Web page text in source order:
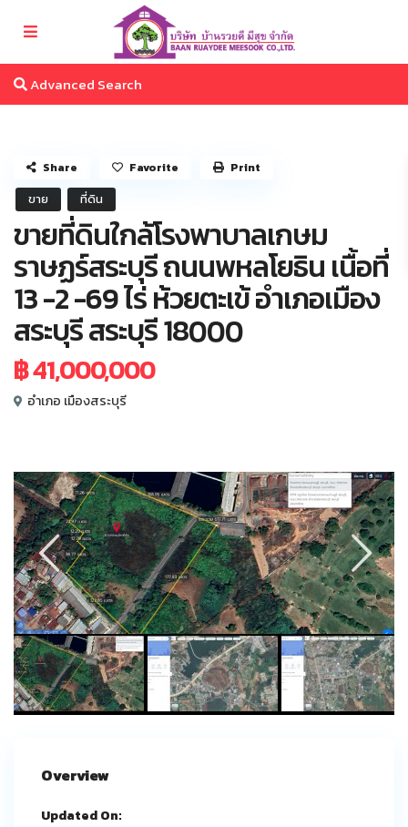
Advanced Search
ขาย ที่ดิน
ขายที่ดินใกล้โรงพาบาลเกษม
ราษฏร์สระบุรี ถนนพหลโยธิน เนื้อที่
13 -2 -69 ไร่ ห้วยตะเข้ อำเภอเมือง
สระบุรี สระบุรี 18000
฿ 41,000,000
อำเภอ เมืองสระบุรี
Share Favorite Print
Overview
Updated On: